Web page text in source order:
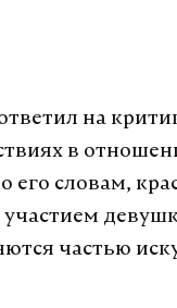
на
в
его словам,
частью